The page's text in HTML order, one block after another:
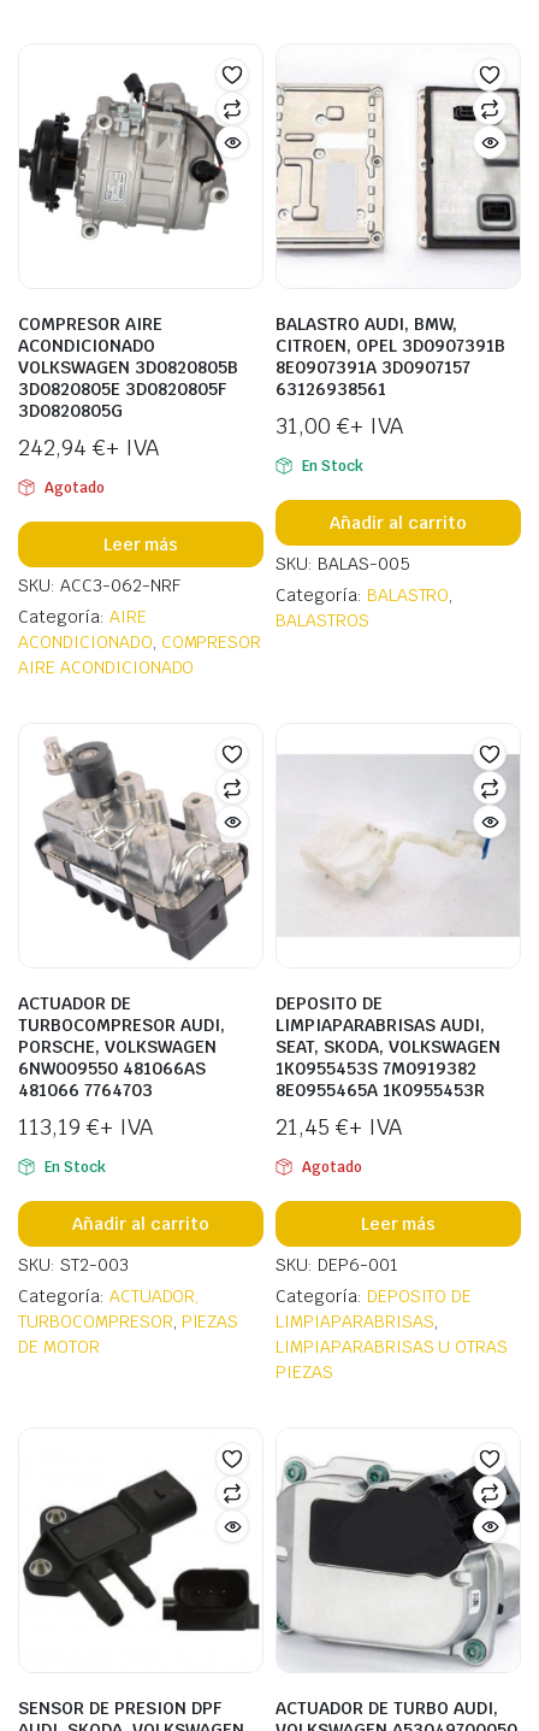
COMPRESOR AIRE
ACONDICIONADO
VOLKSWAGEN 3D0820805B
3D0820805E 3D0820805F
3D0820805G
242,94 €+ IVA
Agotado
Leer más
SKU: ACC3-062-NRF
Categoría: AIRE
ACONDICIONADO, COMPRESOR
AIRE ACONDICIONADO
BALASTRO AUDI, BMW,
CITROEN, OPEL 3D0907391B
8E0907391A 3D0907157
63126938561
31,00 €+ IVA
En Stock
Añadir al carrito
SKU: BALAS-005
Categoría: BALASTRO,
BALASTROS
ACTUADOR DE
TURBOCOMPRESOR AUDI,
PORSCHE, VOLKSWAGEN
6NW009550 481066AS
481066 7764703
113,19 €+ IVA
En Stock
Añadir al carrito
SKU: ST2-003
Categoría: ACTUADOR,
TURBOCOMPRESOR, PIEZAS
DE MOTOR
DEPOSITO DE
LIMPIAPARABRISAS AUDI,
SEAT, SKODA, VOLKSWAGEN
1K0955453S 7M0919382
8E0955465A 1K0955453R
21,45 €+ IVA
Agotado
Leer más
SKU: DEP6-001
Categoría: DEPOSITO DE
LIMPIAPARABRISAS,
LIMPIAPARABRISAS U OTRAS
PIEZAS
SENSOR DE PRESION DPF
ACTUADOR DE TURBO AUDI,